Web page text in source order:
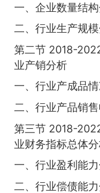
一、企业数量结
二、行业生产规
第二节 2018-
业产销分析
一、行业产成品
二、行业产品销
第三节 2018-
业财务指标总体
一、行业盈利能
二、行业偿债能